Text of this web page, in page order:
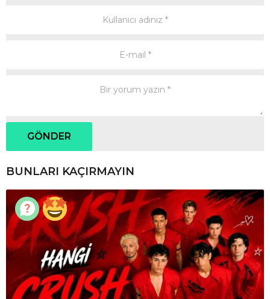
BUNLARI KAÇIRMAYIN